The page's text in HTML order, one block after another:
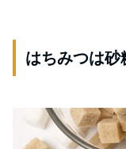
はちみつは